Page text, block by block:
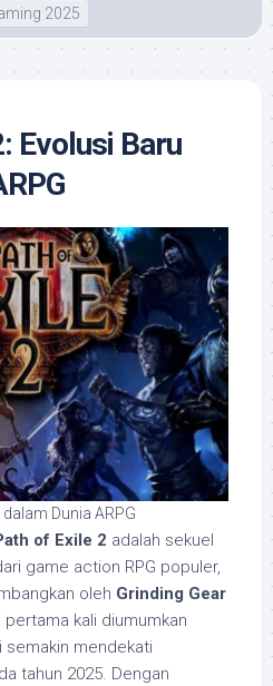
2025
Evolusi Baru
Dunia ARPG
of Exile 2 adalah sekuel
game action RPG populer,
oleh Grinding Gear
pertama kali diumumkan
semakin mendekati
tahun 2025. Dengan